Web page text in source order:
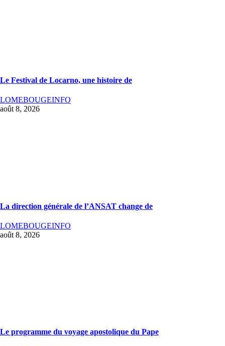
Le Festival de Locarno, une histoire de
LOMEBOUGEINFO
août 8, 2026
La direction générale de l’ANSAT change de
LOMEBOUGEINFO
août 8, 2026
Le programme du voyage apostolique du Pape